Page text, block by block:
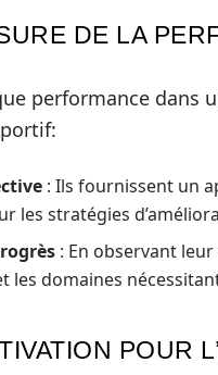
DE LA
performance dans
: Ils fournissent un
les stratégies
: En observant
les domaines
POUR